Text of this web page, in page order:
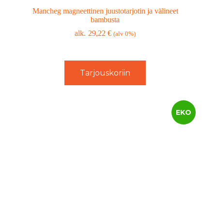
Mancheg magneettinen juustotarjotin ja välineet
bambusta
29,22€ (alv 0%)
Tarjouskoriin
EKO